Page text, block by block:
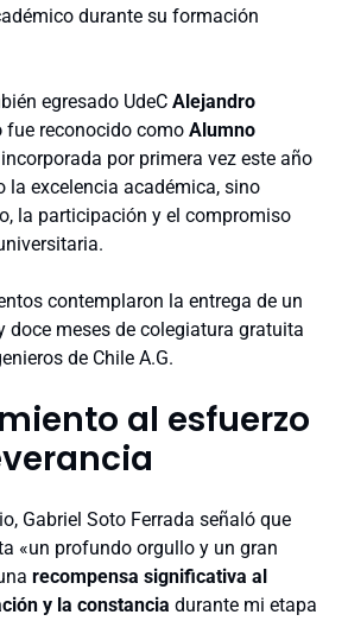
durante su formación
egresado UdeC Alejandro
fue reconocido como Alumno
por primera vez este año
la excelencia académica, sino
la participación y el compromiso
contemplaron la entrega de un
doce meses de colegiatura gratuita
de Chile A.G.
al esfuerzo
Gabriel Soto Ferrada señaló que
«un profundo orgullo y un gran
recompensa significativa al
y la constancia durante mi etapa